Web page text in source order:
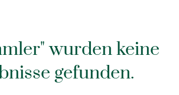
wurden keine
gefunden.